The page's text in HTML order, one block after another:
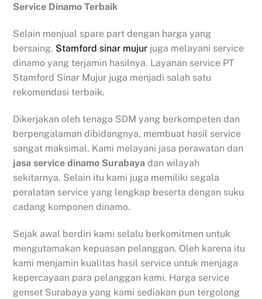
Service Dinamo Terbaik
Selain menjual spare part dengan harga yang
bersaing. Stamford sinar mujur juga melayani service
dinamo yang terjamin hasilnya. Layanan service PT
Stamford Sinar Mujur juga menjadi salah satu
rekomendasi terbaik.
Dikerjakan oleh tenaga SDM yang berkompeten dan
berpengalaman dibidangnya, membuat hasil service
sangat maksimal. Kami melayani jasa perawatan dan
jasa service dinamo Surabayadan wilayah
sekitarnya. Selain itu kami juga memiliki segala
peralatan service yang lengkap beserta dengan suku
cadang komponen dinamo.
Sejak awal berdiri kami selalu berkomitmen untuk
mengutamakan kepuasan pelanggan. Oleh karena itu
kami menjamin kualitas hasil service untuk menjaga
kepercayaan para pelanggan kami. Harga service
genset Surabaya yang kami sediakan pun tergolong